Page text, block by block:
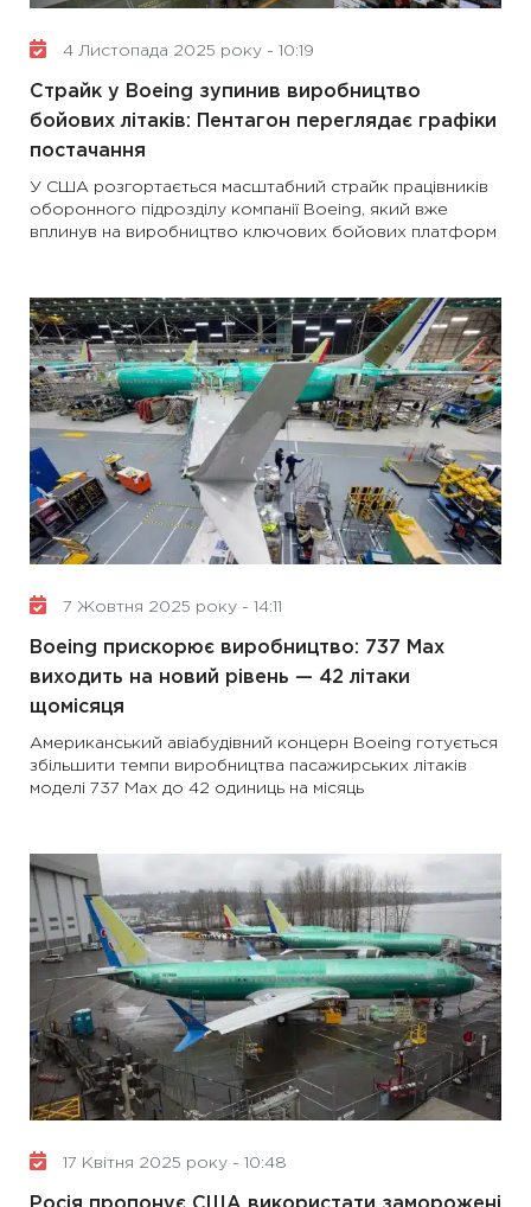
4 Листопада 2025 року - 10:19
Страйк у Boeing зупинив виробництво
бойових літаків: Пентагон переглядає графіки
постачання
У США розгортається масштабний страйк працівників
оборонного підрозділу компанії Boeing, який вже
вплинув на виробництво ключових бойових платформ
7 Жовтня 2025 року - 14:11
Boeing прискорює виробництво: 737 Max
виходить на новий рівень — 42 літаки
щомісяця
Американський авіабудівний концерн Boeing готується
збільшити темпи виробництва пасажирських літаків
моделі 737 Max до 42 одиниць на місяць
17 Квітня 2025 року - 10:48